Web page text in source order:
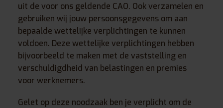
uit de voor ons geldende CAO. Ook verzamelen en
gebruiken wij jouw persoonsgegevens om aan
bepaalde wettelijke verplichtingen te kunnen
voldoen. Deze wettelijke verplichtingen hebben
bijvoorbeeld te maken met de vaststelling en
verschuldigdheid van belastingen en premies
voor werknemers.
Gelet op deze noodzaak ben je verplicht om de